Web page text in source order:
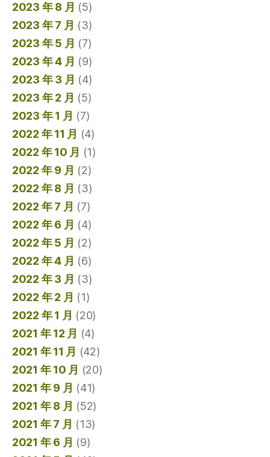
2023 年 8 月 (5)
2023 年 7 月 (3)
2023 年 5 月 (7)
2023 年 4 月 (9)
2023 年 3 月 (4)
2023 年 2 月 (5)
2023 年 1 月 (7)
2022 年 11 月 (4)
2022 年 10 月 (1)
2022 年 9 月 (2)
2022 年 8 月 (3)
2022 年 7 月 (7)
2022 年 6 月 (4)
2022 年 5 月 (2)
2022 年 4 月 (6)
2022 年 3 月 (3)
2022 年 2 月 (1)
2022 年 1 月 (20)
2021 年 12 月 (4)
2021 年 11 月 (42)
2021 年 10 月 (20)
2021 年 9 月 (41)
2021 年 8 月 (52)
2021 年 7 月 (13)
2021 年 6 月 (9)